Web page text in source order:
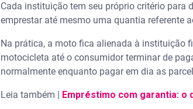
Cada instituição tem seu próprio critério para
emprestar até mesmo uma quantia referente
Na prática, a moto fica alienada à instituição
motocicleta até o consumidor terminar de
normalmente enquanto pagar em dia as
Leia também | Empréstimo com garantia: o